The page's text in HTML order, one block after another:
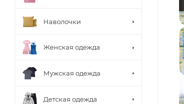
Наволочки
Женская одежда
Мужская одежда
Детская одежда